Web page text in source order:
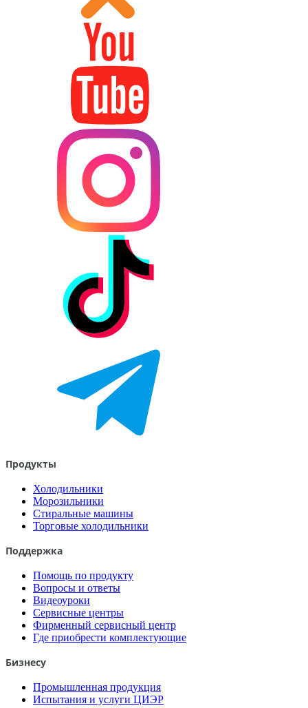
Продукты
Холодильники
Морозильники
Стиральные машины
Торговые холодильники
Поддержка
Помощь по продукту
Вопросы и ответы
Видеоуроки
Сервисные центры
Фирменный сервисный центр
Где приобрести комплектующие
Бизнесу
Промышленная продукция
Испытания и услуги ЦИЭР